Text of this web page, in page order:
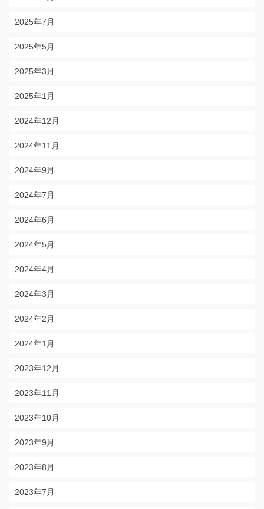
2025年7月
2025年5月
2025年3月
2025年1月
2024年12月
2024年11月
2024年9月
2024年7月
2024年6月
2024年5月
2024年4月
2024年3月
2024年2月
2024年1月
2023年12月
2023年11月
2023年10月
2023年9月
2023年8月
2023年7月